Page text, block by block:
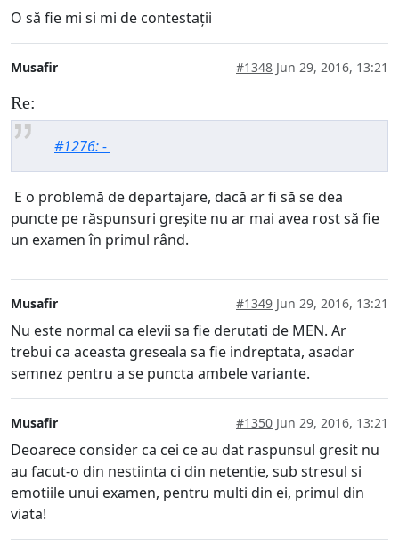
O să fie mi si mi de contestații
Musafir #1348 Jun 29, 2016, 13:21
Re:
#1276: -
E o problemă de departajare, dacă ar fi să se dea
puncte pe răspunsuri greșite nu ar mai avea rost să fie
un examen în primul rând.
Musafir #1349 Jun 29, 2016, 13:21
Nu este normal ca elevii sa fie derutati de MEN. Ar
trebui ca aceasta greseala sa fie indreptata, asadar
semnez pentru a se puncta ambele variante.
Musafir #1350 Jun 29, 2016, 13:21
Deoarece consider ca cei ce au dat raspunsul gresit nu
au facut-o din nestiinta ci din netentie, sub stresul si
emotiile unui examen, pentru multi din ei, primul din
viata!